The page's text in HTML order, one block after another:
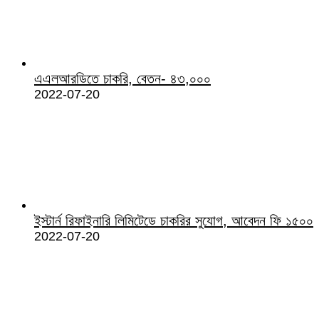
এএলআরডিতে চাকরি, বেতন- ৪৩,০০০
2022-07-20
ইস্টার্ন রিফাইনারি লিমিটেডে চাকরির সুযোগ, আবেদন ফি ১৫০০
2022-07-20